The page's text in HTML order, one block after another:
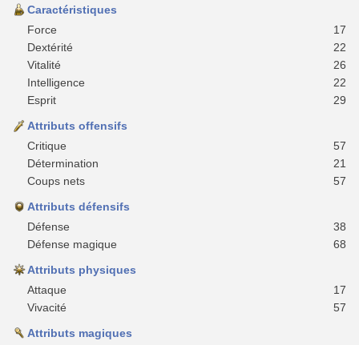
Caractéristiques
Force
17
Dextérité
22
Vitalité
26
Intelligence
22
Esprit
29
Attributs offensifs
Critique
57
Détermination
21
Coups nets
57
Attributs défensifs
Défense
38
Défense magique
68
Attributs physiques
Attaque
17
Vivacité
57
Attributs magiques